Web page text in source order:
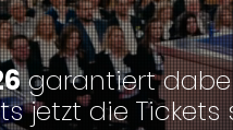
garantiert
jetzt die Tickets